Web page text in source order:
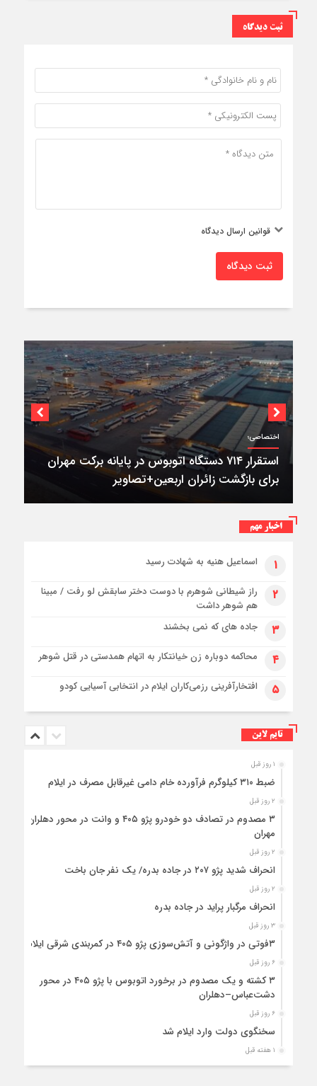
ثبت دیدگاه
قوانین ارسال دیدگاه
ثبت دیدگاه
اختصاصی؛
استقرار ۷۱۴ دستگاه اتوبوس در پایانه برکت مهران
برای بازگشت زائران اربعین+تصاویر
اخبار مهم
۱ اسماعیل هنیه به شهادت رسید
۲
راز شیطانی شوهرم با دوست دختر سابقش لو رفت / مبینا
هم شوهر داشت
۳ جاده های که نمی بخشند
۴ محاکمه دوباره زن خیانتکار به اتهام همدستی در قتل شوهر
۵ افتخارآفرینی رزمی‌کاران ایلام در انتخابی آسیایی کودو
تایم لاین
۱ روز قبل
ضبط ۳۱۰ کیلوگرم فرآورده خام دامی غیرقابل مصرف در ایلام
۲ روز قبل
۳ مصدوم در تصادف دو خودرو پژو ۴۰۵ و وانت در محور دهلران-
مهران
۲ روز قبل
انحراف شدید پژو ۲۰۷ در جاده بدره/ یک نفر جان باخت
۲ روز قبل
انحراف مرگبار پراید در جاده بدره
۳ روز قبل
۳فوتی در واژگونی و آتش‌سوزی پژو ۴۰۵ در کمربندی شرقی ایلام
۶ روز قبل
۳ کشته و یک مصدوم در برخورد اتوبوس با پژو ۴۰۵ در محور
دشت‌عباس–دهلران
۶ روز قبل
سخنگوی دولت وارد ایلام شد
۱ هفته قبل
استقرار ۷۱۴ دستگاه اتوبوس در پایانه برکت مهران برای بازگشت